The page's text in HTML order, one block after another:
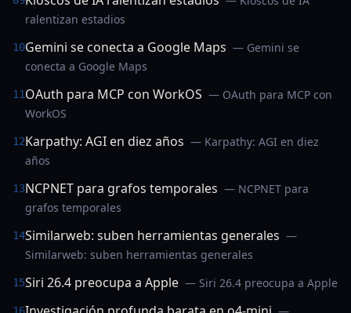
ralentizan estadios
10Gemini se conecta a Google Maps — Gemini se
conecta a Google Maps
11OAuth para MCP con WorkOS — OAuth para MCP con
WorkOS
12Karpathy: AGI en diez años — Karpathy: AGI en diez
años
13NCPNET para grafos temporales — NCPNET para
grafos temporales
14Similarweb: suben herramientas generales —
Similarweb: suben herramientas generales
15Siri 26.4 preocupa a Apple — Siri 26.4 preocupa a Apple